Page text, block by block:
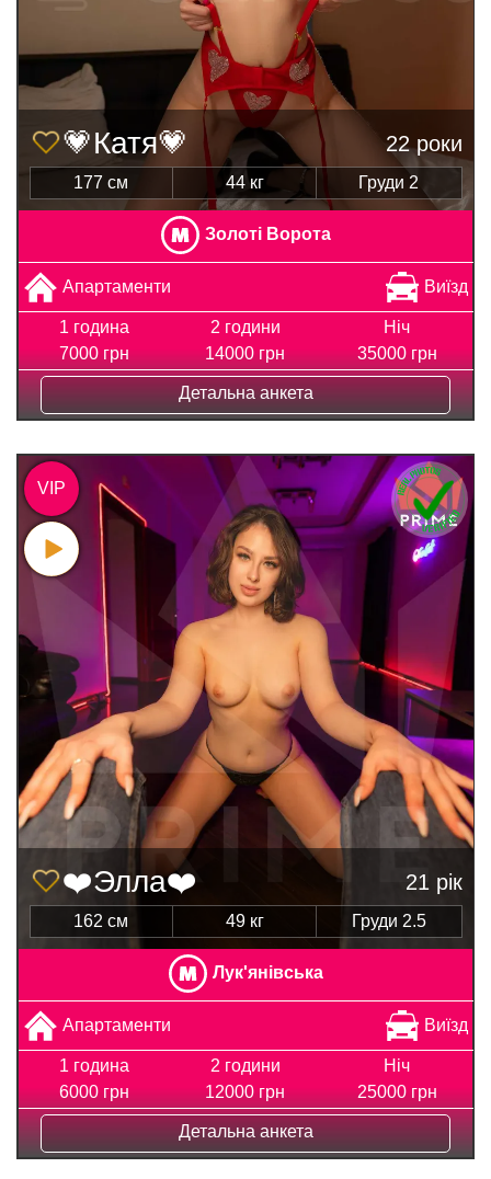
💗Катя💗 22 роки
177 см 44 кг Груди 2
Золоті Ворота
Апартаменти Виїзд
1 година
7000 грн
2 години
14000 грн
Ніч
35000 грн
Детальна анкета
❤️Элла❤️ 21 рік
162 см 49 кг Груди 2.5
Лук'янівська
Апартаменти Виїзд
1 година
6000 грн
2 години
12000 грн
Ніч
25000 грн
Детальна анкета
VIP